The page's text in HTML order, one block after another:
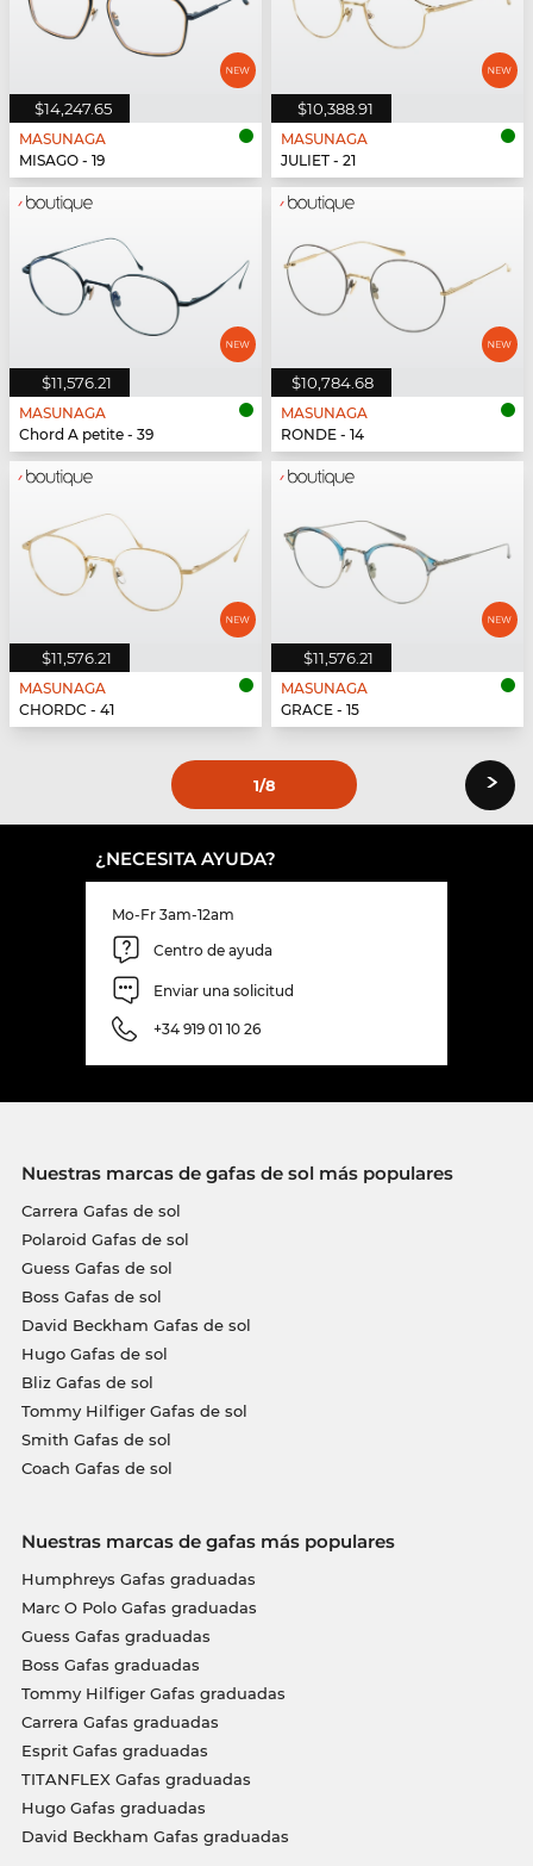
$14,247.65
MASUNAGA
MISAGO - 19
$10,388.91
MASUNAGA
JULIET - 21
$11,576.21
MASUNAGA
Chord A petite - 39
$10,784.68
MASUNAGA
RONDE - 14
$11,576.21
MASUNAGA
CHORDC - 41
$11,576.21
MASUNAGA
GRACE - 15
1/8 ›
¿NECESITA AYUDA?
Mo-Fr 3am-12am
Centro de ayuda
Enviar una solicitud
+34 919 01 10 26
Nuestras marcas de gafas de sol más populares
Carrera Gafas de sol
Polaroid Gafas de sol
Guess Gafas de sol
Boss Gafas de sol
David Beckham Gafas de sol
Hugo Gafas de sol
Bliz Gafas de sol
Tommy Hilfiger Gafas de sol
Smith Gafas de sol
Coach Gafas de sol
Nuestras marcas de gafas más populares
Humphreys Gafas graduadas
Marc O Polo Gafas graduadas
Guess Gafas graduadas
Boss Gafas graduadas
Tommy Hilfiger Gafas graduadas
Carrera Gafas graduadas
Esprit Gafas graduadas
TITANFLEX Gafas graduadas
Hugo Gafas graduadas
David Beckham Gafas graduadas